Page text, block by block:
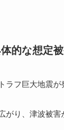
的な想定
ラフ巨大地震
がり、津波被害